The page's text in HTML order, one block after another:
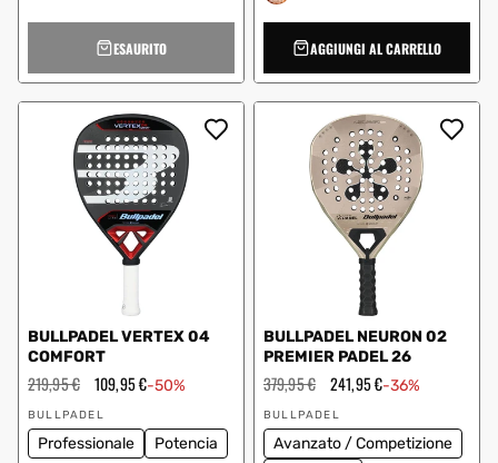
ESAURITO AGGIUNGI AL CARRELLO
BULLPADEL VERTEX 04
COMFORT
Prezzo
regolare
219,95 € Prezzo
scontato
109,95 €-50%
Fornitore:
BULLPADEL
Professionale Potencia
BULLPADEL NEURON 02
PREMIER PADEL 26
Prezzo
regolare
379,95 € Prezzo
scontato
241,95 €-36%
Fornitore:
BULLPADEL
Avanzato / Competizione